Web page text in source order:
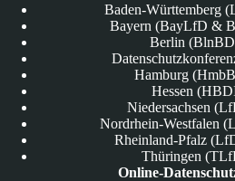
Baden-Württemberg
Bayern (BayLfD &
Berlin
Hamburg
Hessen
Niedersachsen
Nordrhein-Westfalen
Rheinland-Pfalz
Thüringen
Online-